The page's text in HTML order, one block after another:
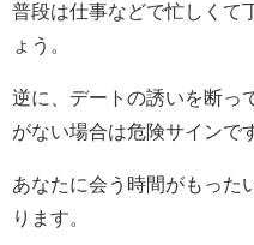
普段は仕事などで忙しくて
ょう。
逆に、デートの誘いを断っ
がない場合は危険サインで
あなたに会う時間がもった
ります。